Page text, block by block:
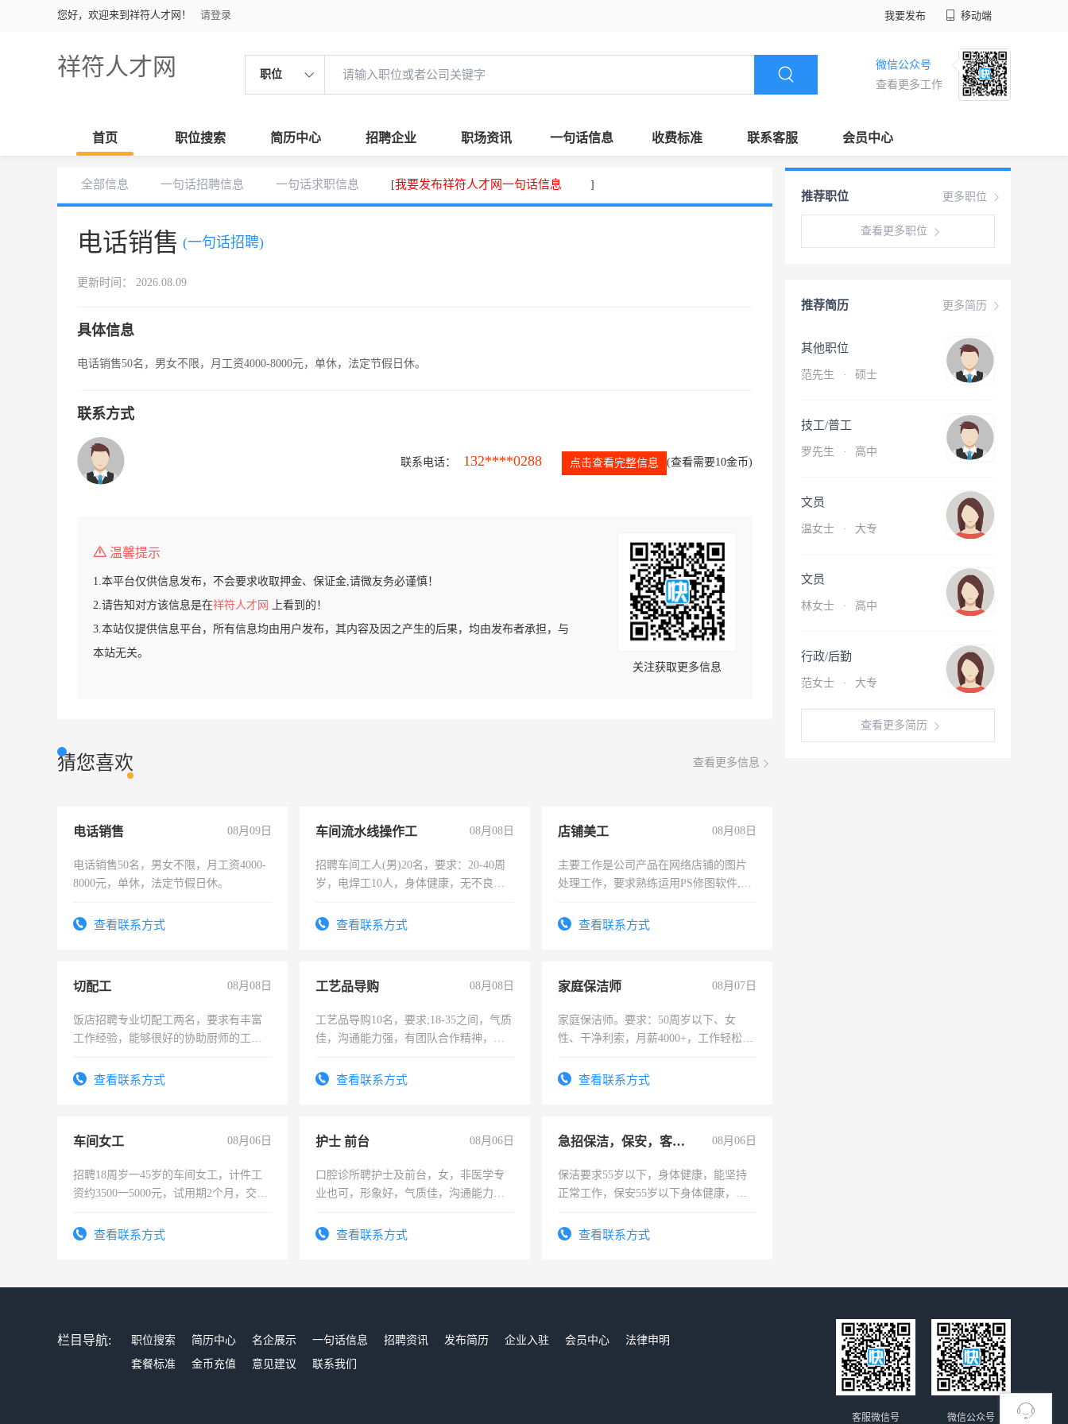
您好，欢迎来到祥符人才网！ 请登录 我要发布 移动端
祥符人才网 职位
微信公众号
查看更多工作
首页 职位搜索 简历中心 招聘企业 职场资讯 一句话信息 收费标准 联系客服 会员中心
全部信息 一句话招聘信息 一句话求职信息 [我要发布祥符人才网一句话信息 ]
电话销售 (一句话招聘)
更新时间： 2026.08.09
具体信息
电话销售50名，男女不限，月工资4000-8000元，单休，法定节假日休。
联系方式
联系电话： 132****0288 点击查看完整信息 (查看需要10金币)
温馨提示
1.本平台仅供信息发布，不会要求收取押金、保证金,请微友务必谨慎！
2.请告知对方该信息是在祥符人才网
上看到的！
3.本站仅提供信息平台，所有信息均由用户发布，其内容及因之产生的后果，均由发布者承担，与
本站无关。
关注获取更多信息
猜您喜欢 查看更多信息
电话销售 08月09日
电话销售50名，男女不限，月工资4000-
8000元，单休，法定节假日休。
查看联系方式
车间流水线操作工 08月08日
招聘车间工人(男)20名，要求：20-40周
岁，电焊工10人，身体健康，无不良嗜
宿，免费发放劳保用品，两班倒，每月
查看联系方式
店铺美工 08月08日
主要工作是公司产品在网络店铺的图片
处理工作，要求熟练运用PS修图软件,工
查看联系方式
切配工 08月08日
饭店招聘专业切配工两名，要求有丰富
工作经验，能够很好的协助厨师的工
4500。查看联系方式
工艺品导购 08月08日
工艺品导购10名，要求;18-35之间，气质
佳，沟通能力强，有团队合作精神，有
查看联系方式
家庭保洁师 08月07日
家庭保洁师。要求：50周岁以下、女
性、干净利索，月薪4000+，工作轻松，
太太等。查看联系方式
车间女工 08月06日
招聘18周岁一45岁的车间女工，计件工
资约3500一5000元，试用期2个月，交五
查看联系方式
护士 前台 08月06日
口腔诊所聘护士及前台，女，非医学专
业也可，形象好，气质佳，沟通能力
查看联系方式
急招保洁，保安，客服，工程 08月06日
保洁要求55岁以下，身体健康，能坚持
正常工作，保安55岁以下身体健康，有
录，客服要求45岁以下高中以上文化，
查看联系方式
更多职位
推荐职位
查看更多职位
更多简历
推荐简历
其他职位
范先生 · 硕士
技工/普工
罗先生 · 高中
文员
温女士 · 大专
文员
林女士 · 高中
行政/后勤
范女士 · 大专
查看更多简历
栏目导航: 职位搜索 简历中心 名企展示 一句话信息 招聘资讯 发布简历 企业入驻 会员中心
法律申明
套餐标准
金币充值 意见建议 联系我们
微信公众号
客服微信号